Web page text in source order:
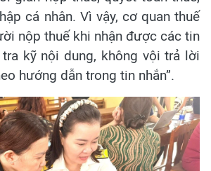
cá nhân. Vì vậy, cơ quan thuế
nộp thuế khi nhận được các tin
kỹ nội dung, không vội trả lời
hướng dẫn trong tin nhắn”.